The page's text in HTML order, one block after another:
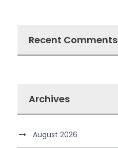
Recent Comments
Archives
August 2026